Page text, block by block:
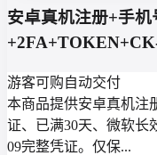
安卓真机注册+手
游客可购自动交付
本商品提供安卓真机注
证、已满30天、微软长
09完整凭证。仅保...